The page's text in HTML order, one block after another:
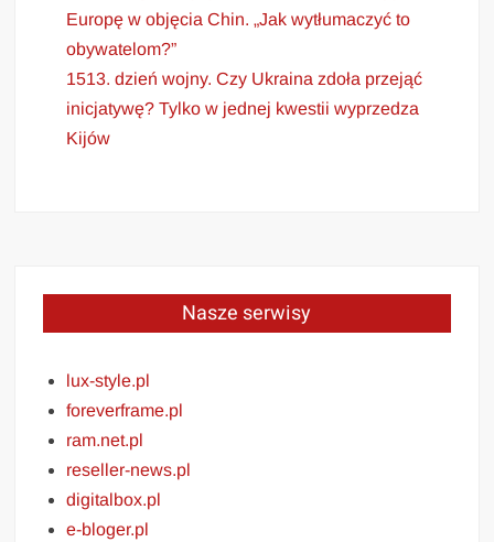
Europę w objęcia Chin. „Jak wytłumaczyć to
obywatelom?”
1513. dzień wojny. Czy Ukraina zdoła przejąć
inicjatywę? Tylko w jednej kwestii wyprzedza
Kijów
Nasze serwisy
lux-style.pl
foreverframe.pl
ram.net.pl
reseller-news.pl
digitalbox.pl
e-bloger.pl